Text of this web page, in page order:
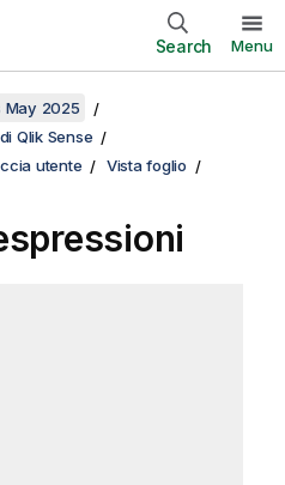
Search Menu
May 2025
Qlik Sense
utente
Vista foglio